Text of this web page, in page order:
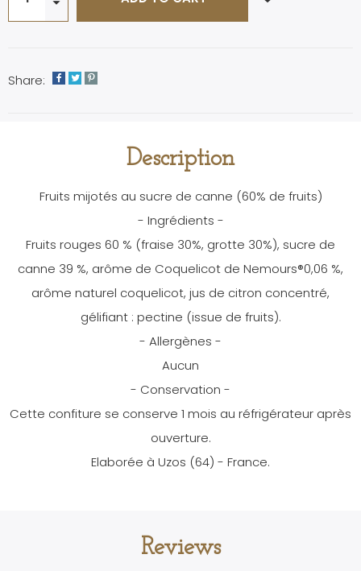
Share:
Description
Fruits mijotés au sucre de canne (60% de fruits)
- Ingrédients -
Fruits rouges 60 % (fraise 30%, grotte 30%), sucre de
canne 39 %, arôme de Coquelicot de Nemours®0,06 %,
arôme naturel coquelicot, jus de citron concentré,
gélifiant : pectine (issue de fruits).
- Allergènes -
Aucun
- Conservation -
Cette confiture se conserve 1 mois au réfrigérateur après
ouverture.
Elaborée à Uzos (64) - France.
Reviews